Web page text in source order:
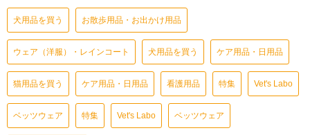
犬用品を買う お散歩用品・お出かけ用品
ウェア（洋服）・レインコート 犬用品を買う ケア用品・日用品
猫用品を買う ケア用品・日用品 看護用品 特集 Vet's Labo
ベッツウェア 特集 Vet's Labo ベッツウェア